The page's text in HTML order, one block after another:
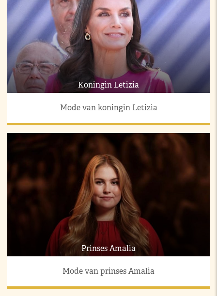
Koningin Letizia
Mode van koningin Letizia
Prinses Amalia
Mode van prinses Amalia